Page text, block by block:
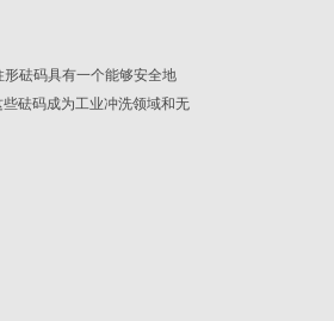
砝码具有一个能够安全地
砝码成为工业冲洗领域和无